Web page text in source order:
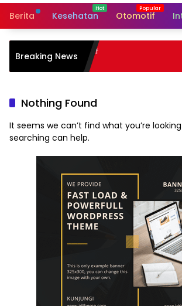
Berita Kesehatan Otomotif
Breaking News
Pembelajaran Aktif
Sukses
Nothing Found
It seems we can’t find what you’re
searching can help.